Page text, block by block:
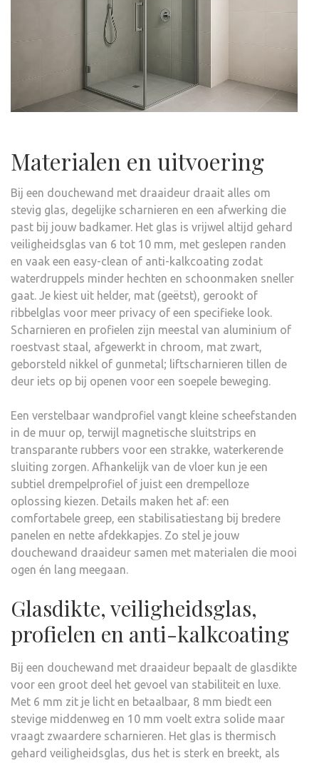
Materialen en uitvoering
Bij een douchewand met draaideur draait alles om
stevig glas, degelijke scharnieren en een afwerking die
past bij jouw badkamer. Het glas is vrijwel altijd gehard
veiligheidsglas van 6 tot 10 mm, met geslepen randen
en vaak een easy-clean of anti-kalkcoating zodat
waterdruppels minder hechten en schoonmaken sneller
gaat. Je kiest uit helder, mat (geëtst), gerookt of
ribbelglas voor meer privacy of een specifieke look.
Scharnieren en profielen zijn meestal van aluminium of
roestvast staal, afgewerkt in chroom, mat zwart,
geborsteld nikkel of gunmetal; liftscharnieren tillen de
deur iets op bij openen voor een soepele beweging.
Een verstelbaar wandprofiel vangt kleine scheefstanden
in de muur op, terwijl magnetische sluitstrips en
transparante rubbers voor een strakke, waterkerende
sluiting zorgen. Afhankelijk van de vloer kun je een
subtiel drempelprofiel of juist een drempelloze
oplossing kiezen. Details maken het af: een
comfortabele greep, een stabilisatiestang bij bredere
panelen en nette afdekkapjes. Zo stel je jouw
douchewand draaideur samen met materialen die mooi
ogen én lang meegaan.
Glasdikte, veiligheidsglas,
profielen en anti-kalkcoating
Bij een douchewand met draaideur bepaalt de glasdikte
voor een groot deel het gevoel van stabiliteit en luxe.
Met 6 mm zit je licht en betaalbaar, 8 mm biedt een
stevige middenweg en 10 mm voelt extra solide maar
vraagt zwaardere scharnieren. Het glas is thermisch
gehard veiligheidsglas, dus het is sterk en breekt, als